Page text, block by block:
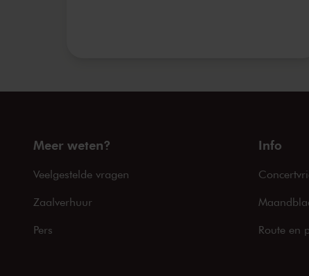
Meer weten?
Veelgestelde vragen
Zaalverhuur
Pers
Info
Route en